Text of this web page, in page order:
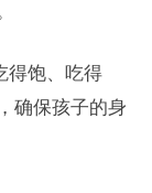
得饱、吃得
确保孩子的身